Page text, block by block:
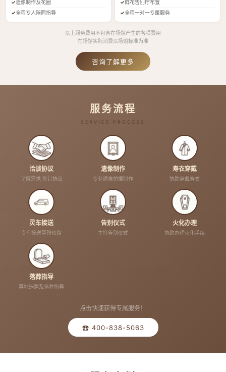
遗像制作及花圈
全程专人陪同指导
鲜花告别厅布置
全程一对一专属服务
以上服务费用不包含在场馆产生的各项费用
在场馆实际消费以场馆标准为准
咨询了解更多
服务流程
SERVICE PROCESS
洽谈协议
了解需求 签订协议
遗像制作
专业遗像拍摄制作
寿衣穿戴
协助穿戴寿衣
灵车接送
专车接送至殡仪馆
告别仪式
主持告别仪式
火化办理
协助办理火化手续
落葬指导
墓地选购及落葬指导
点击快速获得专属服务！
☎ 400-838-5063